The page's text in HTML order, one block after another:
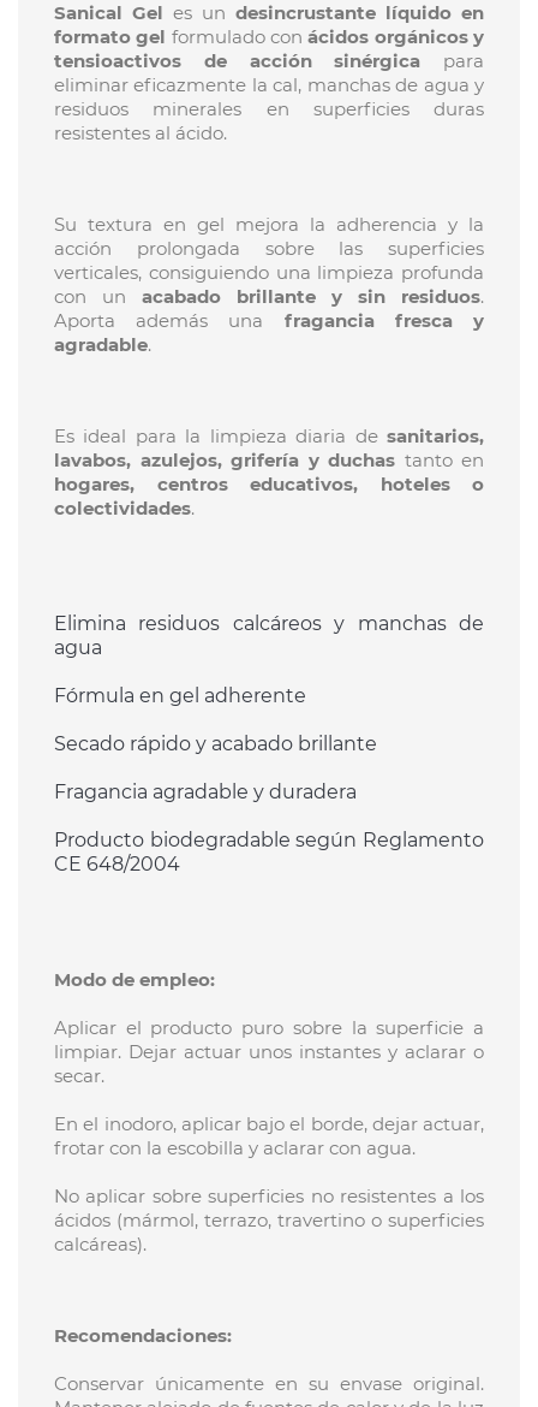
Sanical Gel es un desincrustante líquido en
formato gel formulado conácidos orgánicos y
tensioactivos de acción sinérgica para
eliminar eficazmente la cal, manchas de agua y
residuos minerales en superficies duras
resistentes al ácido.
Su textura en gel mejora la adherencia y la
acción prolongada sobre las superficies
verticales, consiguiendo una limpieza profunda
con un acabado brillante y sin residuos.
Aporta además una fragancia fresca y
agradable.
Es ideal para la limpieza diaria de sanitarios,
lavabos, azulejos, grifería y duchas tanto en
hogares, centros educativos, hoteles o
colectividades.
Elimina residuos calcáreos y manchas de
agua
Fórmula en gel adherente
Secado rápido y acabado brillante
Fragancia agradable y duradera
Producto biodegradable según Reglamento
CE 648/2004
Modo de empleo:
Aplicar el producto puro sobre la superficie a
limpiar. Dejar actuar unos instantes y aclarar o
secar.
En el inodoro, aplicar bajo el borde, dejar actuar,
frotar con la escobilla y aclarar con agua.
No aplicar sobre superficies no resistentes a los
ácidos (mármol, terrazo, travertino o superficies
calcáreas).
Recomendaciones:
Conservar únicamente en su envase original.